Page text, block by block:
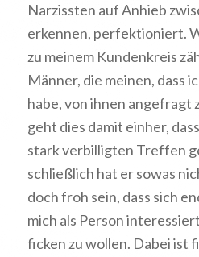
Narzissten auf Anhieb
erkennen, perfektioniert.
zu meinem Kundenkreis
Männer, die meinen, dass
habe, von ihnen angefragt
geht dies damit einher,
stark verbilligten Treffen
schließlich hat er sowas
doch froh sein, dass sich
mich als Person
ficken zu wollen. Dabei ist